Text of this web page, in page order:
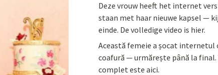
Deze vrouw heeft het internet
staan met haar nieuwe kapsel —
einde. De volledige video is hier.
Această femeie a șocat internetul
coafură — urmărește până la final.
complet este aici.